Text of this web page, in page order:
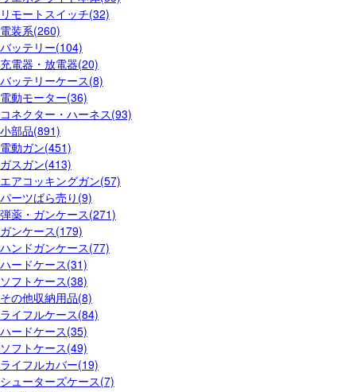
リモートスイッチ(32)
電装系(260)
バッテリー(104)
充電器・放電器(20)
バッテリーケース(8)
電動モーター(36)
コネクター・ハーネス(93)
小部品(891)
電動ガン(451)
ガスガン(413)
エアコッキングガン(57)
パーツばら売り(9)
弾薬・ガンケース(271)
ガンケース(179)
ハンドガンケース(77)
ハードケース(31)
ソフトケース(38)
その他収納用品(8)
ライフルケース(84)
ハードケース(35)
ソフトケース(49)
ライフルカバー(19)
シューターズケース(7)